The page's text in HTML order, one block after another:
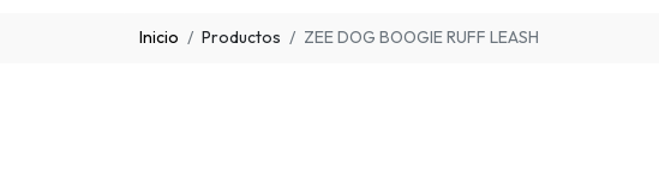
Inicio Productos ZEE DOG BOOGIE RUFF LEASH